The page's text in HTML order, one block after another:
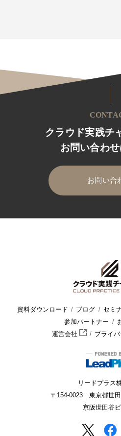
クラウド実践チ
お問い合わ
お問い合
資料ダウンロード ブログ セミ
参加パートナー
運営会社
プライ
リードプラス
〒154-0023 東京都世
京阪世田谷